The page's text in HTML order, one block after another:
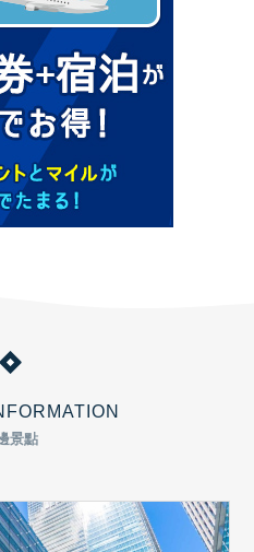
景點